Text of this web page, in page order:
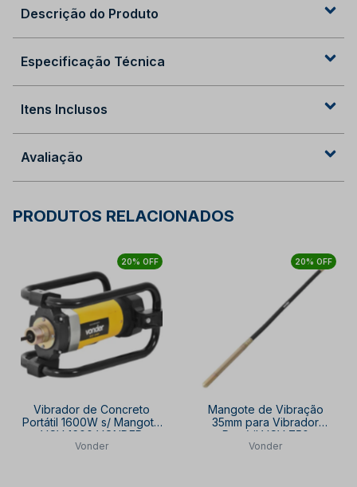
Descrição do Produto
Especificação Técnica
Itens Inclusos
Avaliação
PRODUTOS RELACIONADOS
20% OFF
Vibrador de Concreto
Portátil 1600W s/ Mangote
VCV 1600 VONDER
Vonder
20% OFF
Mangote de Vibração
35mm para Vibrador
Portátil VCV 750
8048351400 VONDER
Vonder